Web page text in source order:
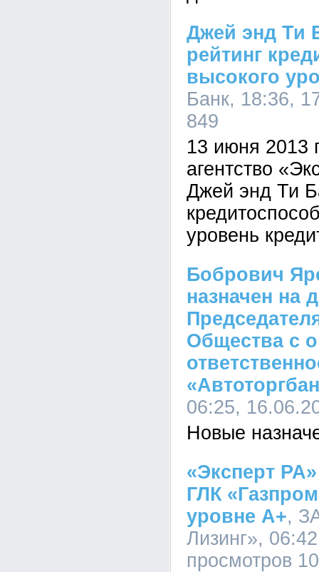
Джей энд Ти
рейтинг
высокого
Банк, 18:36,
849
13 июня 2013
агентство
Джей энд Ти
уровень
Бобрович
назначен на
Общества с
06:25,
Новые
«Эксперт
ГЛК
уровне А+,
Лизинг»,
просмотров